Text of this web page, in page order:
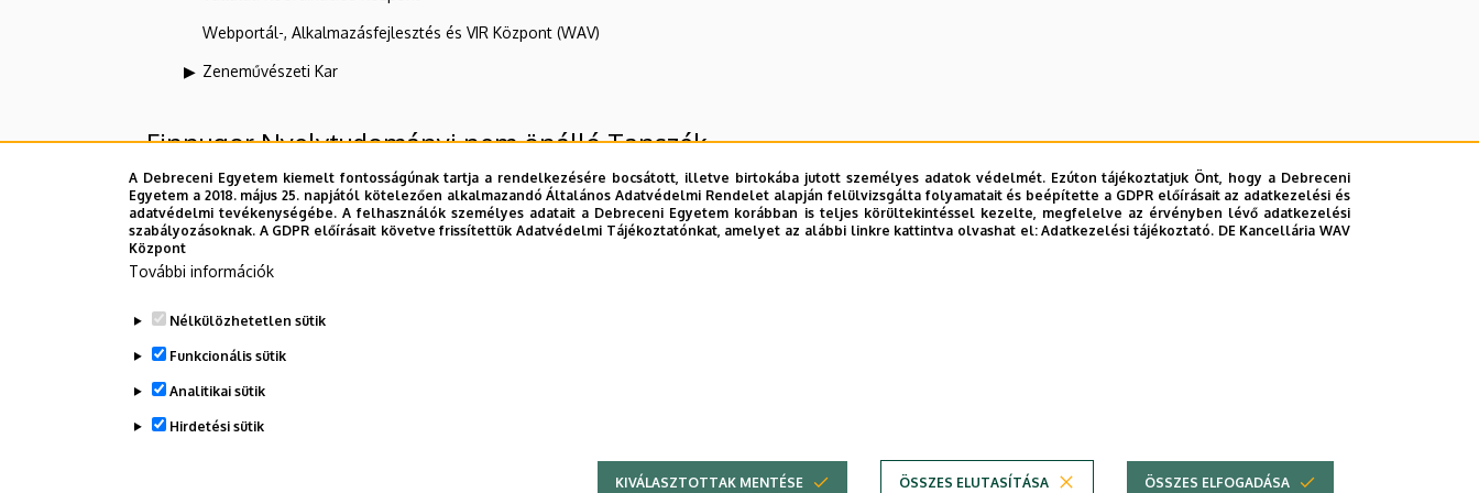
Webportál-, Alkalmazásfejlesztés és VIR Központ (WAV)
Zeneművészeti Kar
Finnugor Nyelvtudományi nem önálló Tanszék
Felettes szervezeti egységek
Magyar Nyelvtudományi Intézet
Dolgozói adatmódosítás igénylése a DE telefonkönyvében
A Debreceni Egyetem kiemelt fontosságúnak tartja a rendelkezésére bocsátott, illetve birtokába jutott személyes adatok védelmét. Ezúton tájékoztatjuk Önt, hogy a Debreceni
Egyetem a 2018. május 25. napjától kötelezően alkalmazandó Általános Adatvédelmi Rendelet alapján felülvizsgálta folyamatait és beépítette a GDPR előírásait az adatkezelési és
adatvédelmi tevékenységébe. A felhasználók személyes adatait a Debreceni Egyetem korábban is teljes körültekintéssel kezelte, megfelelve az érvényben lévő adatkezelési
szabályozásoknak. A GDPR előírásait követve frissítettük Adatvédelmi Tájékoztatónkat, amelyet az alábbi linkre kattintva olvashat el:Adatkezelési tájékoztató. DE Kancellária WAV
Központ
További információk
Nélkülözhetetlen sütik
Funkcionális sütik
Analitikai sütik
Hirdetési sütik
KIVÁLASZTOTTAK MENTÉSE ÖSSZES ELUTASÍTÁSA ÖSSZES ELFOGADÁSA